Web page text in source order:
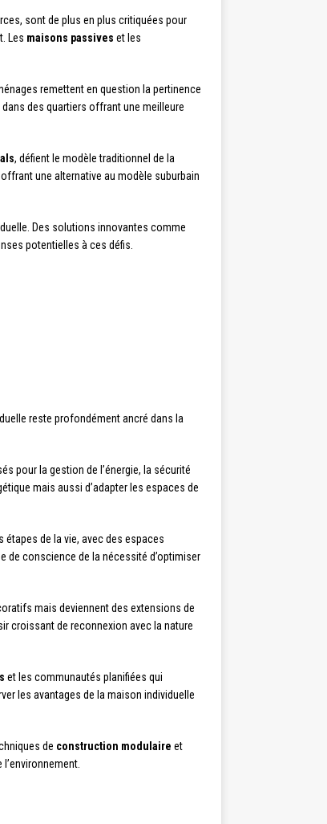
sont de plus en plus critiquées pour
Les maisons passives et les
remettent en question la pertinence
des quartiers offrant une meilleure
, défient le modèle traditionnel de la
une alternative au modèle suburbain
Des solutions innovantes comme
potentielles à ces défis.
reste profondément ancré dans la
pour la gestion de l’énergie, la sécurité
mais aussi d’adapter les espaces de
de la vie, avec des espaces
de conscience de la nécessité d’optimiser
mais deviennent des extensions de
croissant de reconnexion avec la nature
et les communautés planifiées qui
les avantages de la maison individuelle
de construction modulaire et